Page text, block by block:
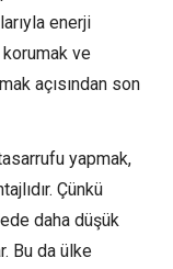
enerji
ve
açısından son
yapmak,
Çünkü
daha düşük
Bu da ülke